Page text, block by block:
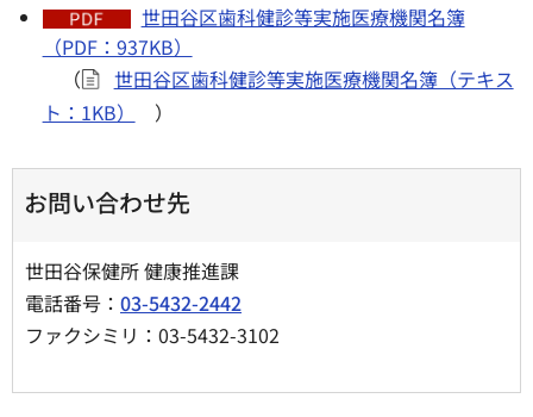
世田谷区歯科健診等実施医療機関名簿
（PDF：937KB）
（
世田谷区歯科健診等実施医療機関名簿（テキス
ト：1KB）
）
お問い合わせ先
世田谷保健所 健康推進課
電話番号： 03-5432-2442
ファクシミリ：03-5432-3102